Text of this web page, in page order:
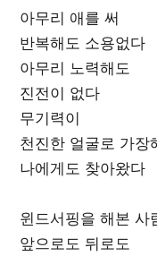
아무리 애를 써
반복해도 소용없다
아무리 노력해도
진전이 없다
무기력이
천진한 얼굴로 가장
나에게도 찾아왔다
윈드서핑을 해본 사
앞으로도 뒤로도